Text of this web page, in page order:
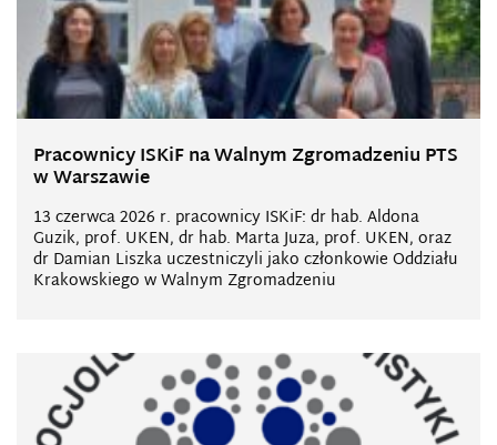
Pracownicy ISKiF na Walnym Zgromadzeniu PTS
w Warszawie
13 czerwca 2026 r. pracownicy ISKiF: dr hab. Aldona
Guzik, prof. UKEN, dr hab. Marta Juza, prof. UKEN, oraz
dr Damian Liszka uczestniczyli jako członkowie Oddziału
Krakowskiego w Walnym Zgromadzeniu